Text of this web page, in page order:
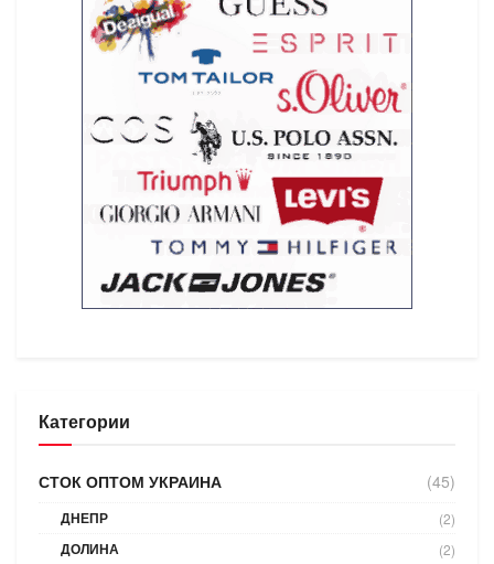
Категории
СТОК ОПТОМ УКРАИНА (45)
ДНЕПР (2)
ДОЛИНА (2)